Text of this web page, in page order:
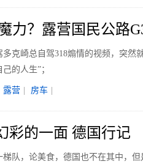
力？露营国民公路
克崎总自驾318煽情的视频，突然
的人生”；
露营 房车
彩的一面 德国行记
队，论美食，德国也不在其中，